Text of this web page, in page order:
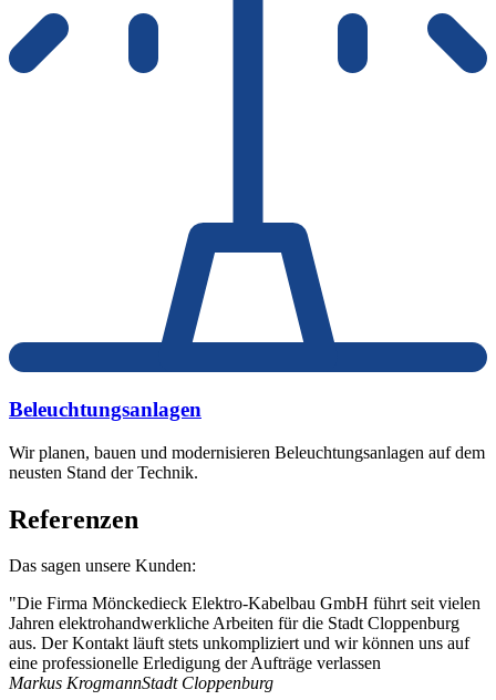
Beleuchtungsanlagen
Wir planen, bauen und modernisieren Beleuchtungsanlagen auf dem
neusten Stand der Technik.
Referenzen
Das sagen unsere Kunden:
"Die Firma Mönckedieck Elektro-Kabelbau GmbH führt seit vielen
Jahren elektrohandwerkliche Arbeiten für die Stadt Cloppenburg
aus. Der Kontakt läuft stets unkompliziert und wir können uns auf
eine professionelle Erledigung der Aufträge verlassen
Markus KrogmannStadt Cloppenburg